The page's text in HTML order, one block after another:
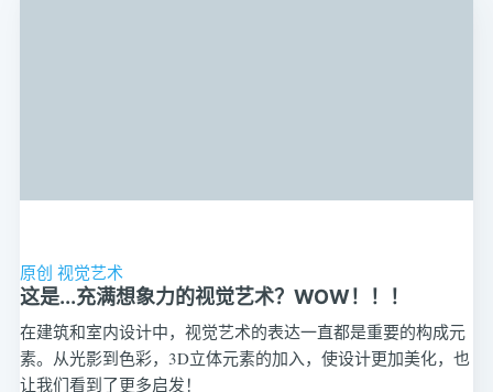
原创 视觉艺术
这是...充满想象力的视觉艺术？WOW！！！
在建筑和室内设计中，视觉艺术的表达一直都是重要的构成元
素。从光影到色彩，3D立体元素的加入，使设计更加美化，也
让我们看到了更多启发！